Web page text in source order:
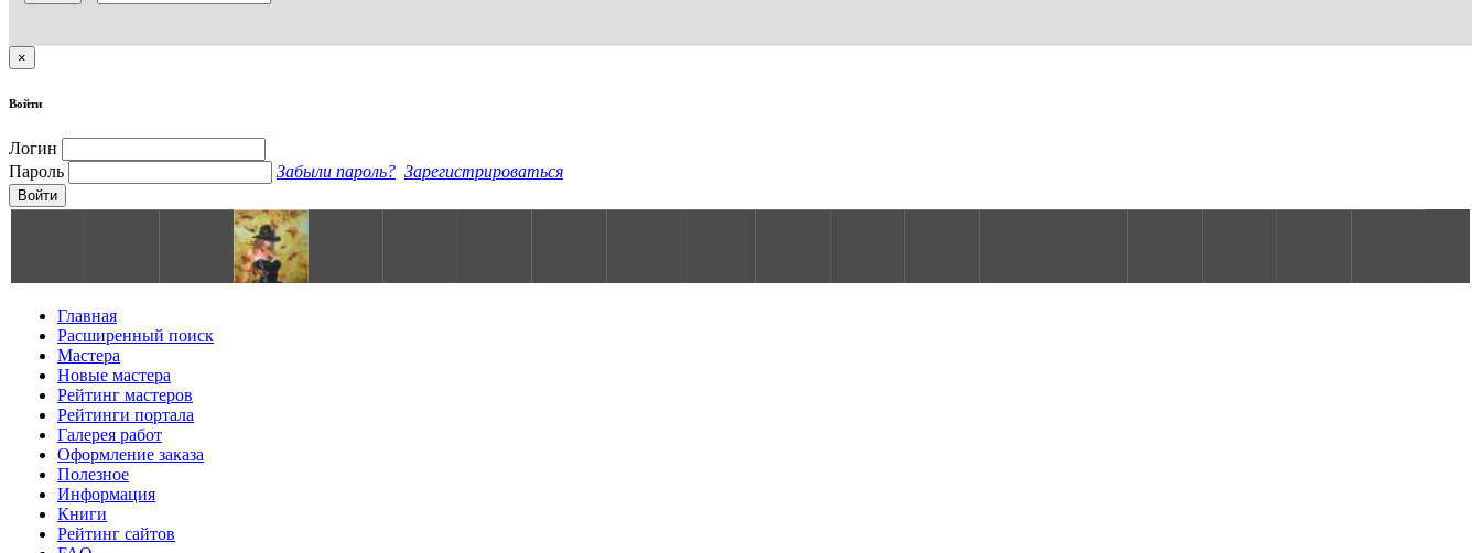
×
Войти
Логин
Пароль
Забыли пароль? Зарегистрироваться
Войти
Главная
Расширенный поиск
Мастера
Новые мастера
Рейтинг мастеров
Рейтинги портала
Галерея работ
Оформление заказа
Полезное
Информация
Книги
Рейтинг сайтов